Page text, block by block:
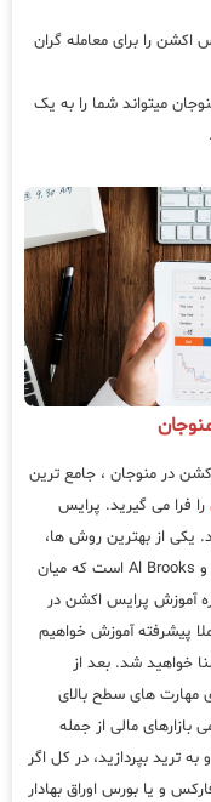
را برای معامله گران
میتواند شما را به یک
در منوجان ، جامع ترین
را فرا می گیرید. پرایس
یکی از بهترین روش ها،
و Nial Fuller و Al Brooks است که میان
آموزش پرایس اکشن در
پیشرفته آموزش خواهیم
خواهید شد. بعد از
مهارت های سطح بالای
بازارهای مالی از جمله
ترید بپردازید، در کل اگر
و یا بورس اوراق بهادار